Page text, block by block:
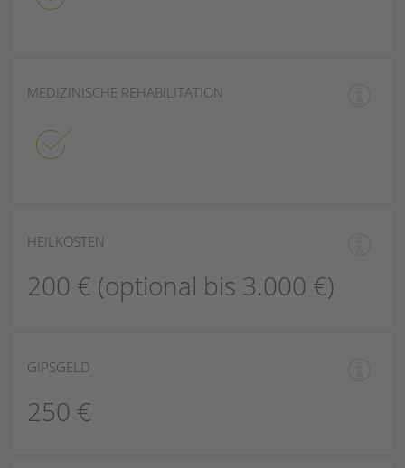
MEDIZINISCHE REHABILITATION
HEILKOSTEN
200 € (optional bis 3.000 €)
GIPSGELD
250 €